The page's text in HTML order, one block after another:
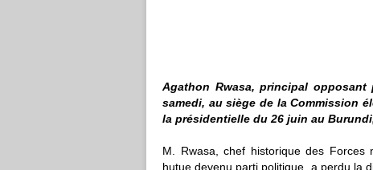
Agathon Rwasa, principal
samedi, au siège de la Commission
la présidentielle du 26 juin au
M. Rwasa, chef historique des Forces
hutue devenu parti politique, a perdu la